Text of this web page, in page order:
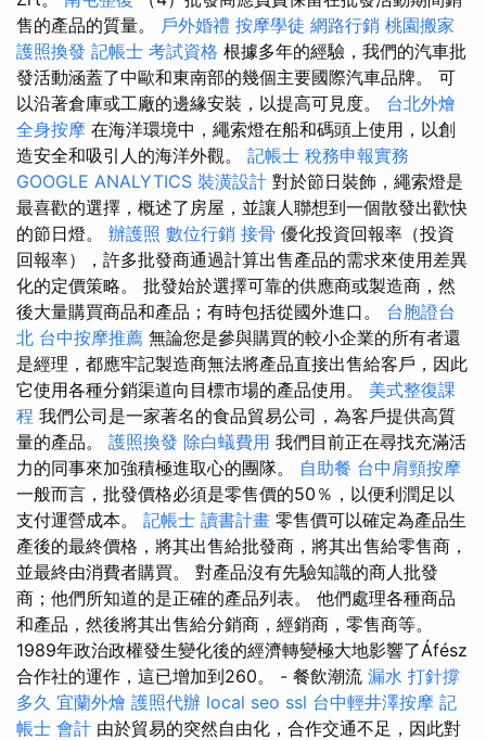
售的產品的質量。 戶外婚禮 按摩學徒 網路行銷 桃園搬家
護照換發 記帳士 考試資格 根據多年的經驗，我們的汽車批
發活動涵蓋了中歐和東南部的幾個主要國際汽車品牌。 可
以沿著倉庫或工廠的邊緣安裝，以提高可見度。 台北外燴
全身按摩 在海洋環境中，繩索燈在船和碼頭上使用，以創
造安全和吸引人的海洋外觀。 記帳士 稅務申報實務
GOOGLE ANALYTICS 裝潢設計 對於節日裝飾，繩索燈是
最喜歡的選擇，概述了房屋，並讓人聯想到一個散發出歡快
的節日燈。 辦護照 數位行銷 接骨 優化投資回報率（投資
回報率），許多批發商通過計算出售產品的需求來使用差異
化的定價策略。 批發始於選擇可靠的供應商或製造商，然
後大量購買商品和產品；有時包括從國外進口。 台胞證台
北 台中按摩推薦 無論您是參與購買的較小企業的所有者還
是經理，都應牢記製造商無法將產品直接出售給客戶，因此
它使用各種分銷渠道向目標市場的產品使用。 美式整復課
程 我們公司是一家著名的食品貿易公司，為客戶提供高質
量的產品。 護照換發 除白蟻費用 我們目前正在尋找充滿活
力的同事來加強積極進取心的團隊。 自助餐 台中肩頸按摩
一般而言，批發價格必須是零售價的50％，以便利潤足以
支付運營成本。 記帳士 讀書計畫 零售價可以確定為產品生
產後的最終價格，將其出售給批發商，將其出售給零售商，
並最終由消費者購買。 對產品沒有先驗知識的商人批發
商；他們所知道的是正確的產品列表。 他們處理各種商品
和產品，然後將其出售給分銷商，經銷商，零售商等。
1989年政治政權發生變化後的經濟轉變極大地影響了Áfész
合作社的運作，這已增加到260。 - 餐飲潮流 漏水 打針撐
多久 宜蘭外燴 護照代辦 local seo ssl 台中輕井澤按摩 記
帳士 會計 由於貿易的突然自由化，合作交通不足，因此對